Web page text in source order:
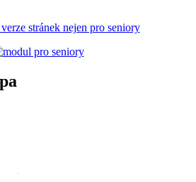
stránek nejen pro seniory